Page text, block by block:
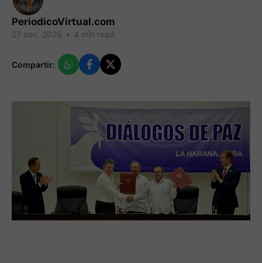
PeriodicoVirtual.com
27 nov. 2025 • 4 min read
Compartir: